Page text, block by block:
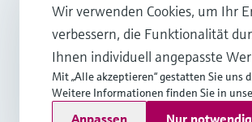
info.be@endress.com
Copyright © Endress+Hauser
Wir verwenden Cookies, um Ihr
verbessern, die Funktionalität
Ihnen individuell angepasste
Mit „Alle akzeptieren“ gestatten Sie uns
Weitere Informationen finden Sie in
Anpassen Nur